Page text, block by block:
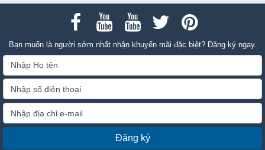
Bạn muốn là người sớm nhất nhận khuyến mãi đặc biệt? Đăng ký ngay.
Đăng ký